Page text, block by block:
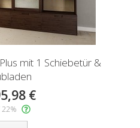
mit 1 Schiebetür &
€
22%